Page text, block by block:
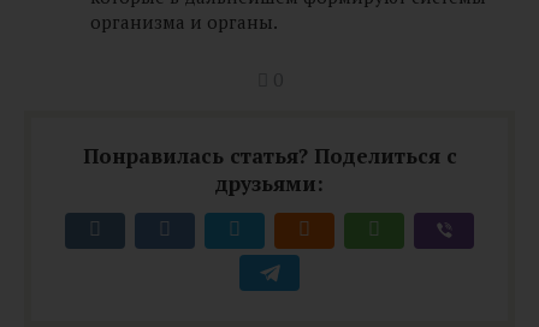
организма и органы.
Понравилась статья? Поделиться с
друзьями: